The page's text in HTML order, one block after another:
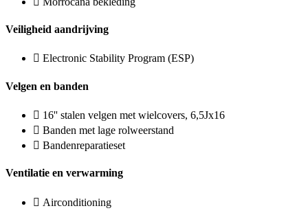
Veiligheid aandrijving
Electronic Stability Program (ESP)
Velgen en banden
16'' stalen velgen met wielcovers, 6,5Jx16
Banden met lage rolweerstand
Bandenreparatieset
Ventilatie en verwarming
Airconditioning